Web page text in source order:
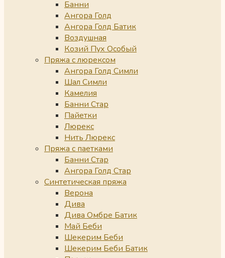
Банни
Ангора Голд
Ангора Голд Батик
Воздушная
Козий Пух Особый
Пряжа с люрексом
Ангора Голд Симли
Шал Симли
Камелия
Банни Стар
Пайетки
Люрекс
Нить Люрекс
Пряжа с паетками
Банни Стар
Ангора Голд Стар
Синтетическая пряжа
Верона
Дива
Дива Омбре Батик
Май Беби
Шекерим Беби
Шекерим Беби Батик